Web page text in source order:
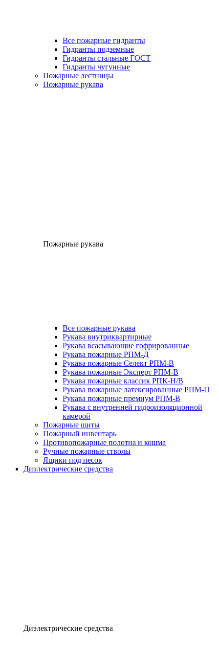
Все пожарные гидранты
Гидранты подземные
Гидранты стальные ГОСТ
Гидранты чугунные
Пожарные лестницы
Пожарные рукава
Пожарные рукава
Все пожарные рукава
Рукава внутриквартирные
Рукава всасывающие гофрированные
Рукава пожарные РПМ-Д
Рукава пожарные Селект РПМ-В
Рукава пожарные Эксперт РПМ-В
Рукава пожарные классик РПК-Н/В
Рукава пожарные латексированные РПМ-П
Рукава пожарные премиум РПМ-В
Рукава с внутренней гидроизоляционной
камерой
Пожарные щиты
Пожарный инвентарь
Противопожарные полотна и кошма
Ручные пожарные стволы
Ящики под песок
Диэлектрические средства
Диэлектрические средства